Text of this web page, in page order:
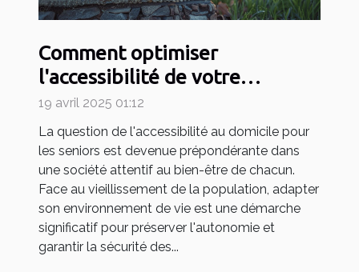
Comment optimiser
l'accessibilité de votre
domicile pour seniors
19 avril 2025 01:12
La question de l'accessibilité au domicile pour
les seniors est devenue prépondérante dans
une société attentif au bien-être de chacun.
Face au vieillissement de la population, adapter
son environnement de vie est une démarche
significatif pour préserver l'autonomie et
garantir la sécurité des...